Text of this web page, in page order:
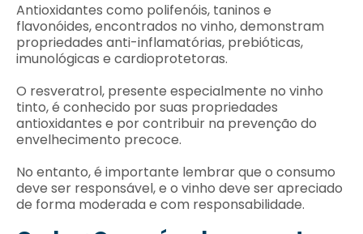
Antioxidantes como polifenóis, taninos e
flavonóides, encontrados no vinho, demonstram
propriedades anti-inflamatórias, prebióticas,
imunológicas e cardioprotetoras.
O resveratrol, presente especialmente no vinho
tinto, é conhecido por suas propriedades
antioxidantes e por contribuir na prevenção do
envelhecimento precoce.
No entanto, é importante lembrar que o consumo
deve ser responsável, e o vinho deve ser apreciado
de forma moderada e com responsabilidade.